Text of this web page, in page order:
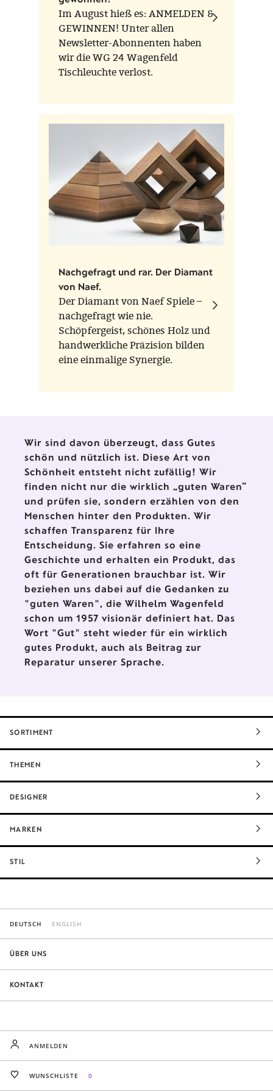
Im August hieß es: ANMELDEN &
GEWINNEN! Unter allen
Newsletter-Abonnenten haben
wir die WG 24 Wagenfeld
Tischleuchte verlost.
Nachgefragt und rar. Der Diamant
von Naef.
Der Diamant von Naef Spiele –
nachgefragt wie nie.
Schöpfergeist, schönes Holz und
handwerkliche Präzision bilden
eine einmalige Synergie.
Wir sind davon überzeugt, dass Gutes
schön und nützlich ist. Diese Art von
Schönheit entsteht nicht zufällig! Wir
finden nicht nur die wirklich „guten Waren“
und prüfen sie, sondern erzählen von den
Menschen hinter den Produkten. Wir
schaffen Transparenz für Ihre
Entscheidung. Sie erfahren so eine
Geschichte und erhalten ein Produkt, das
oft für Generationen brauchbar ist. Wir
beziehen uns dabei auf die Gedanken zu
"guten Waren", die Wilhelm Wagenfeld
schon um 1957 visionär definiert hat. Das
Wort "Gut" steht wieder für ein wirklich
gutes Produkt, auch als Beitrag zur
Reparatur unserer Sprache.
SORTIMENT
THEMEN
DESIGNER
MARKEN
STIL
DEUTSCH ENGLISH
ÜBER UNS
KONTAKT
ANMELDEN
WUNSCHLISTE 0